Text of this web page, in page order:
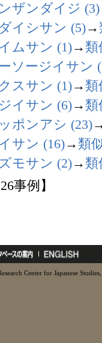
ザンダイジ (3)
イシサン (5)→
ムサン (1)→ 類
ソージイサン
スサン (1)→ 類
イサン (6)→ 類
ポンアシ (23)
サン (16)→ 類
モサン (2)→ 類
事例】
Center for Japanese